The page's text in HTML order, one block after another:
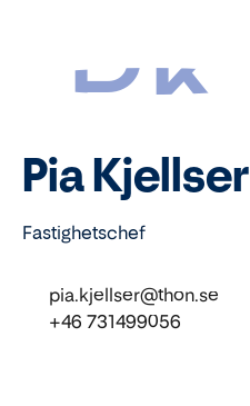
PK
Pia Kjellser
Fastighetschef
pia.kjellser@thon.se
+46 731499056